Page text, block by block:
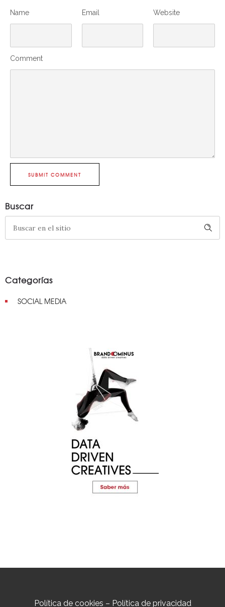
Name Email Website
Comment
SUBMIT COMMENT
Buscar
Categorías
SOCIAL MEDIA
Política de cookies – Política de privacidad